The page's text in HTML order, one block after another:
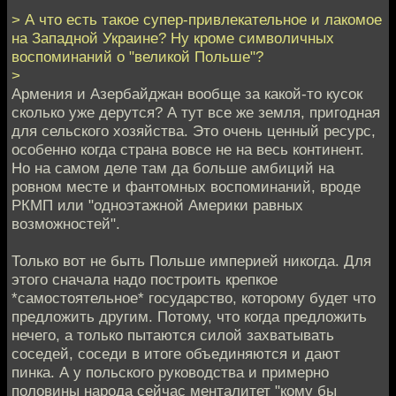
> А что есть такое супер-привлекательное и лакомое
на Западной Украине? Ну кроме символичных
воспоминаний о "великой Польше"?
>
Армения и Азербайджан вообще за какой-то кусок
сколько уже дерутся? А тут все же земля, пригодная
для сельского хозяйства. Это очень ценный ресурс,
особенно когда страна вовсе не на весь континент.
Но на самом деле там да больше амбиций на
ровном месте и фантомных воспоминаний, вроде
РКМП или "одноэтажной Америки равных
возможностей".
Только вот не быть Польше империей никогда. Для
этого сначала надо построить крепкое
*cамостоятельное* государство, которому будет что
предложить другим. Потому, что когда предложить
нечего, а только пытаются силой захватывать
соседей, соседи в итоге объединяются и дают
пинка. А у польского руководства и примерно
половины народа сейчас менталитет "кому бы